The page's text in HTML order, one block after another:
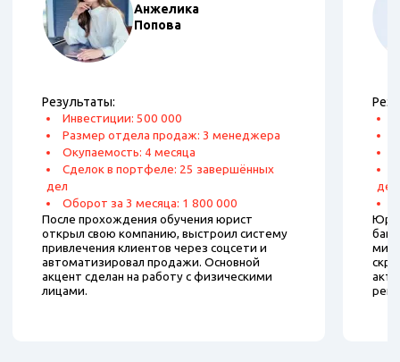
Анжелика
Попова
Результаты:
Инвестиции: 500 000
Размер отдела продаж: 3 менеджера
Окупаемость: 4 месяца
Сделок в портфеле: 25 завершённых
дел
Оборот за 3 месяца: 1 800 000
После прохождения обучения юрист
открыл свою компанию, выстроил систему
привлечения клиентов через соцсети и
автоматизировал продажи. Основной
акцент сделан на работу с физическими
лицами.
дел